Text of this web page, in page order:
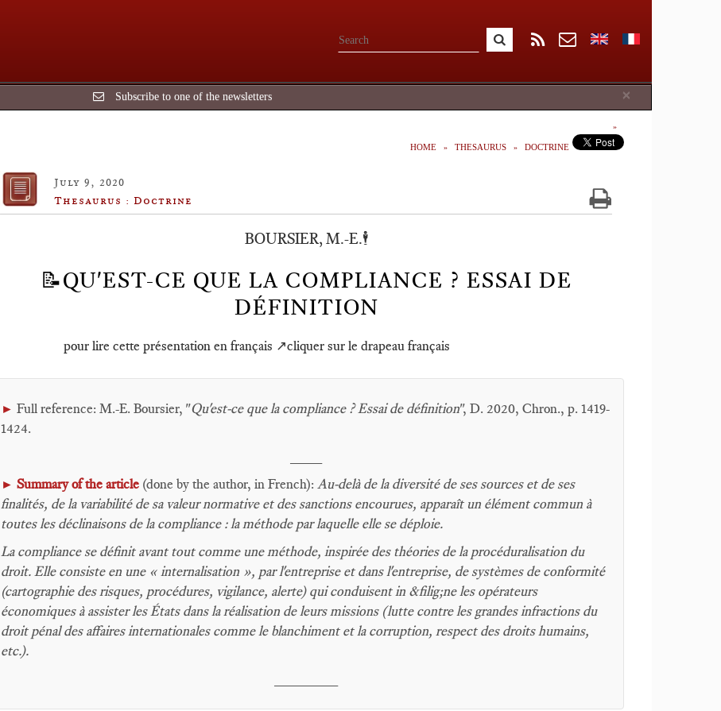
×
Subscribe to one of the newsletters
HOME THESAURUS DOCTRINE
July 9, 2020
Thesaurus : Doctrine
BOURSIER, M.-E.🕴️
📝QU'EST-CE QUE LA COMPLIANCE ? ESSAI DE
DÉFINITION
pour lire cette présentation en français ↗️cliquer sur le drapeau français
► Full reference: M.-E. Boursier, "Qu'est-ce que la compliance ? Essai de définition", D. 2020, Chron., p. 1419-
1424.
► Summary of the article (done by the author, in French): Au-delà de la diversité de ses sources et de ses
finalités, de la variabilité de sa valeur normative et des sanctions encourues, apparaît un élément commun à
toutes les déclinaisons de la compliance : la méthode par laquelle elle se déploie.
La compliance se définit avant tout comme une méthode, inspirée des théories de la procéduralisation du
droit. Elle consiste en une « internalisation », par l'entreprise et dans l'entreprise, de systèmes de conformité
(cartographie des risques, procédures, vigilance, alerte) qui conduisent in &filig;ne les opérateurs
économiques à assister les États dans la réalisation de leurs missions (lutte contre les grandes infractions du
droit pénal des affaires internationales comme le blanchiment et la corruption, respect des droits humains,
etc.).